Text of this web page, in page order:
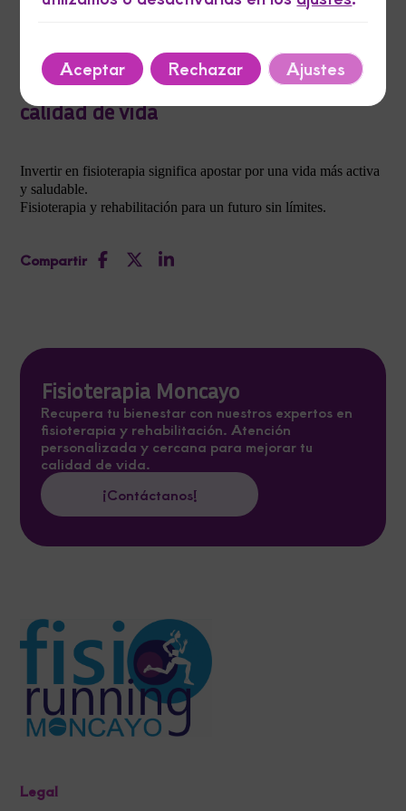
Escoge la fisioterapia para mejorar tu
calidad de vida
Invertir en fisioterapia significa apostar por una vida más activa
y saludable.
Fisioterapia y rehabilitación para un futuro sin límites.
Compartir
Fisioterapia Moncayo
Recupera tu bienestar con nuestros expertos en
fisioterapia y rehabilitación. Atención
personalizada y cercana para mejorar tu
calidad de vida.
¡Contáctanos!
Legal
Aceptar Rechazar Ajustes